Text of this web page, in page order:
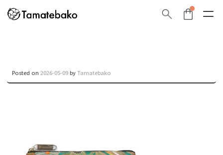
Posted on 2026-05-09 byTamatebako